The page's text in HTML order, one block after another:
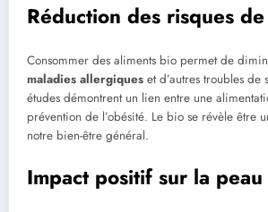
Réduction des risques
Consommer des aliments bio permet de
maladies allergiques et d’autres troubles de
études démontrent un lien entre une
prévention de l’obésité. Le bio se révèle être
notre bien-être général.
Impact positif sur la peau